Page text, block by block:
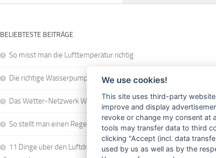
BELIEBTESTE BEITRÄGE
So misst man die Lufttemperatur richtig
Die richtige Wasserpumpe für den Garten
Das Wetter-Netzwerk WeatherCloud
So stellt man einen Regenmesser korrekt auf
11 Dinge über den Luftdruck, die Sie garantiert noch nicht
We use cookies!
This site uses third-party
improve and display
revoke or change my consent at
tools may transfer data to third
clicking "Accept (incl. data
used by us as well as by the